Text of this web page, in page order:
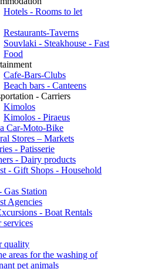
Hotels - Rooms to let
Restaurants-Taverns
Souvlaki - Steakhouse - Fast
Food
Cafe-Bars-Clubs
Beach bars - Canteens
- Carriers
Kimolos
Kimolos - Piraeus
Car-Moto-Bike
Stores – Markets
- Patisserie
- Dairy products
- Gift Shops - Household
Gas Station
Agencies
- Boat Rentals
services
quality
areas for the washing of
pet animals